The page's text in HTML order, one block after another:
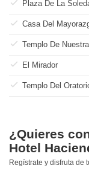
Plaza De La
Casa Del
Templo De
El Mirador
Templo Del
¿Quieres
Hotel
Regístrate y disfruta de